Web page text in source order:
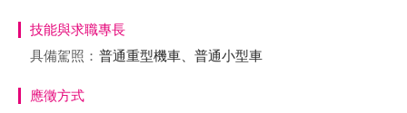
技能與求職專長
具備駕照： 普通重型機車、普通小型車
應徵方式